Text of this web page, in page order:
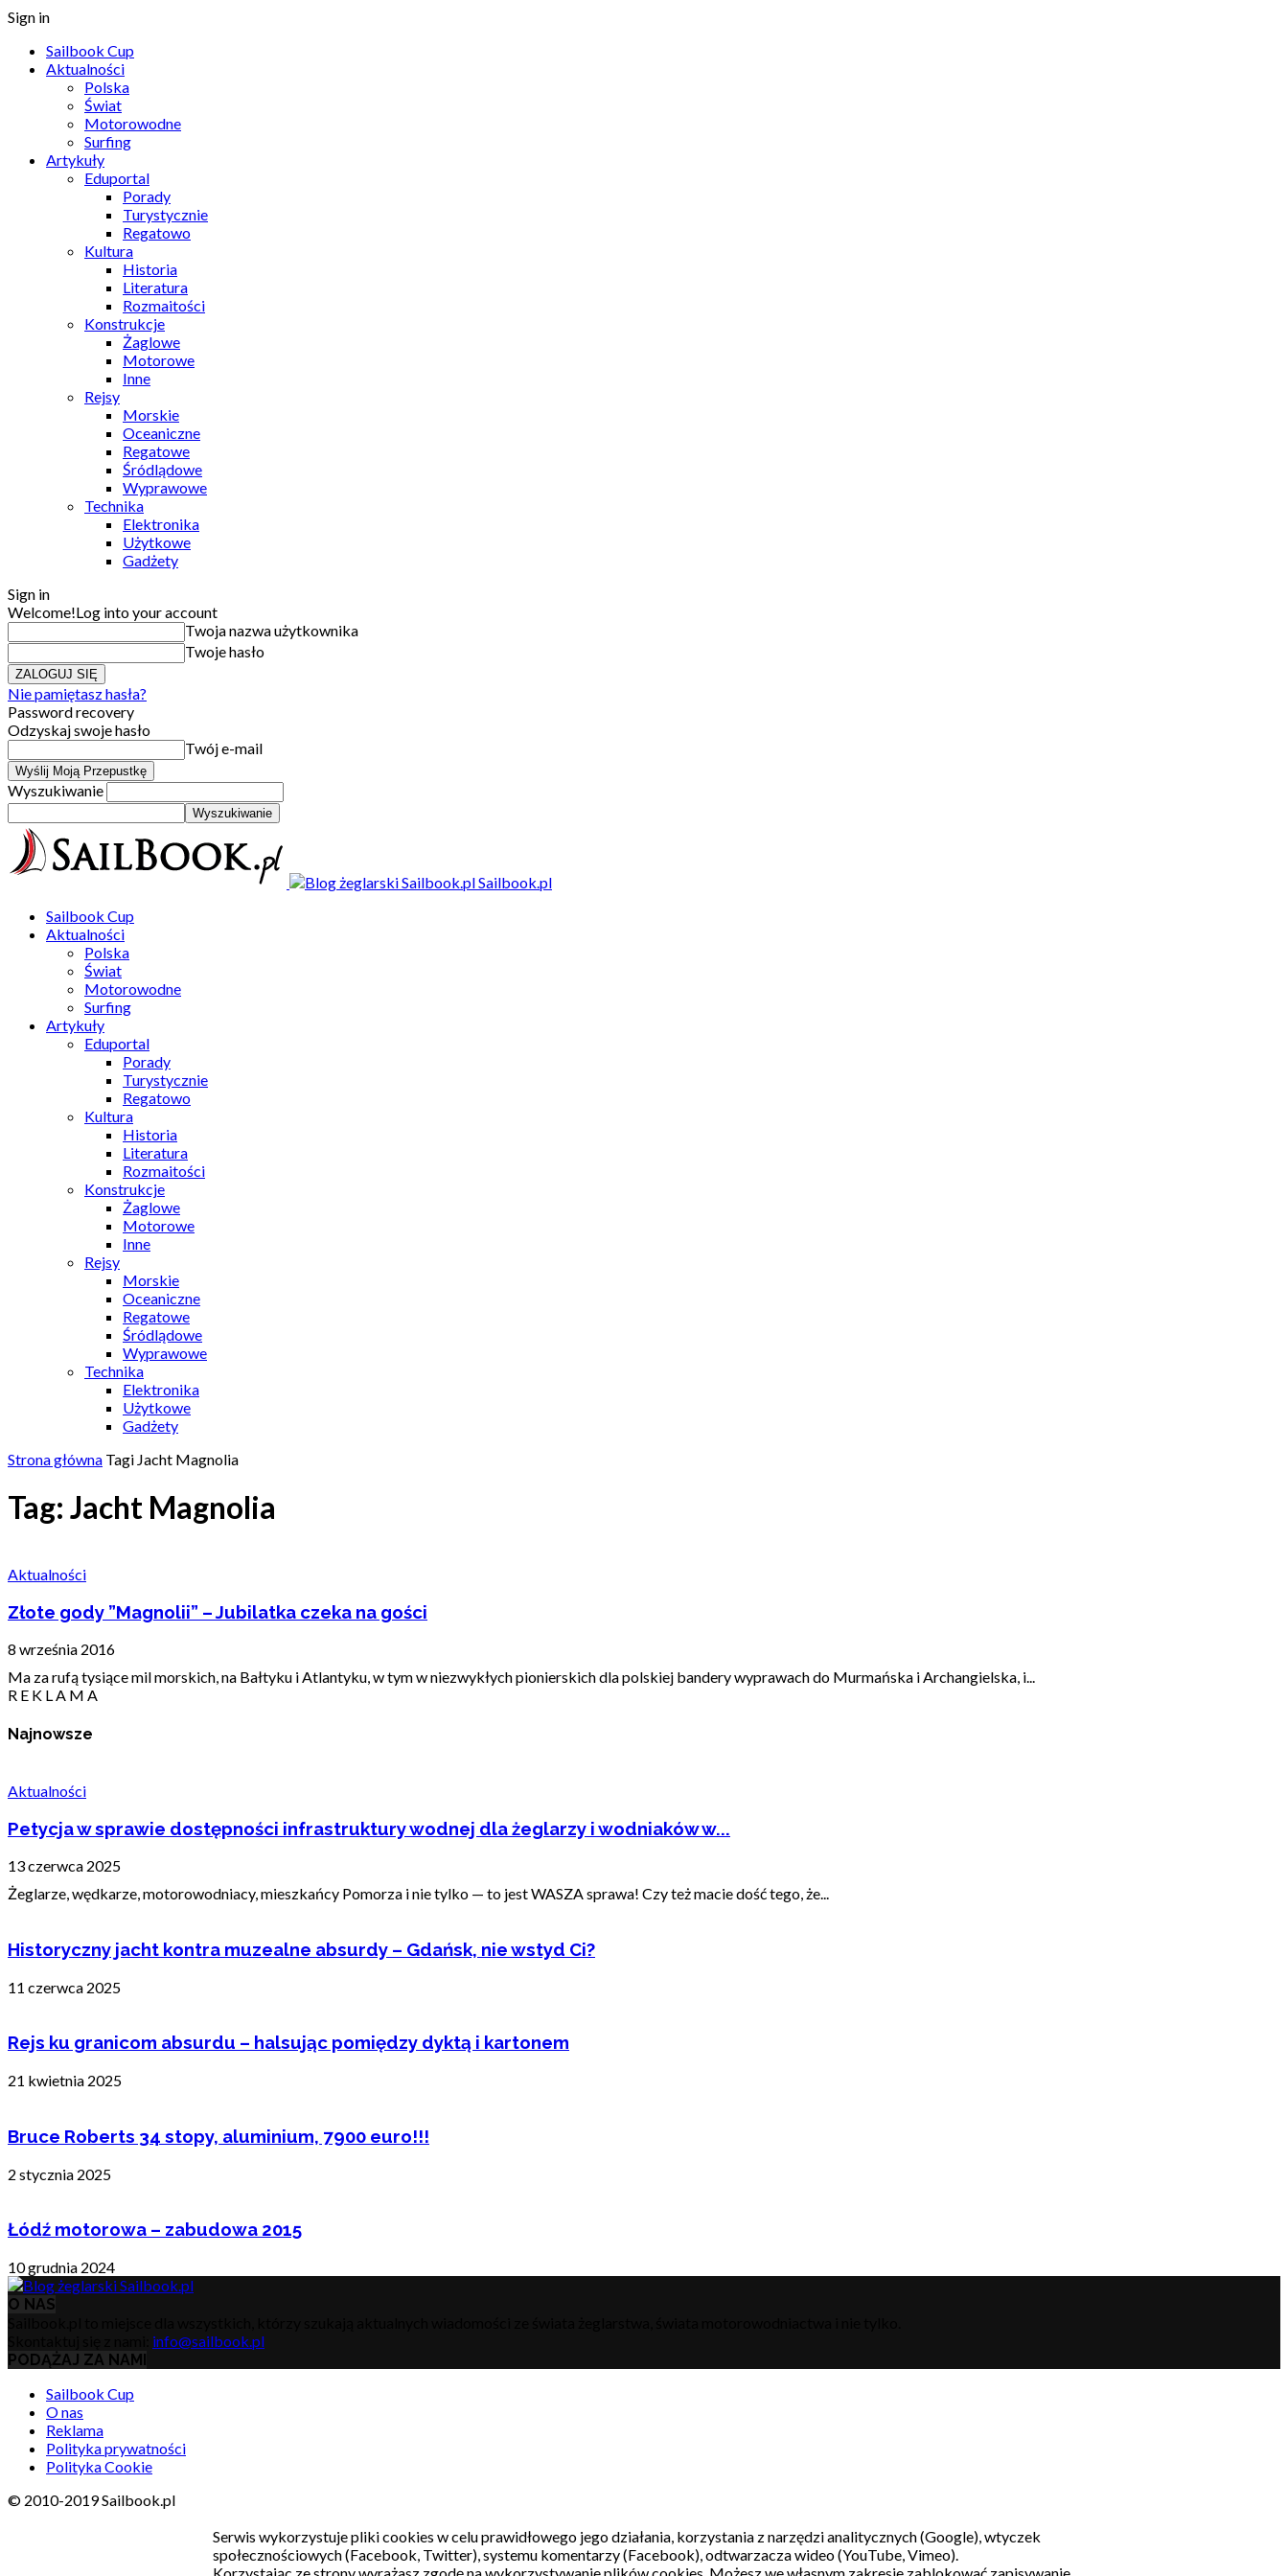
Sign in
Sailbook Cup
Aktualności
Polska
Świat
Motorowodne
Surfing
Artykuły
Eduportal
Porady
Turystycznie
Regatowo
Kultura
Historia
Literatura
Rozmaitości
Konstrukcje
Żaglowe
Motorowe
Inne
Rejsy
Morskie
Oceaniczne
Regatowe
Śródlądowe
Wyprawowe
Technika
Elektronika
Użytkowe
Gadżety
Sign in
Welcome!Log into your account
Twoja nazwa użytkownika
Twoje hasło
Nie pamiętasz hasła?
Password recovery
Odzyskaj swoje hasło
Twój e-mail
Wyszukiwanie
Sailbook.pl
Sailbook Cup
Aktualności
Polska
Świat
Motorowodne
Surfing
Artykuły
Eduportal
Porady
Turystycznie
Regatowo
Kultura
Historia
Literatura
Rozmaitości
Konstrukcje
Żaglowe
Motorowe
Inne
Rejsy
Morskie
Oceaniczne
Regatowe
Śródlądowe
Wyprawowe
Technika
Elektronika
Użytkowe
Gadżety
Strona główna Tagi Jacht Magnolia
Tag: Jacht Magnolia
Aktualności
Złote gody ”Magnolii” – Jubilatka czeka na gości
8 września 2016
Ma za rufą tysiące mil morskich, na Bałtyku i Atlantyku, w tym w niezwykłych pionierskich dla polskiej bandery wyprawach do Murmańska i Archangielska, i...
R E K L A M A
Najnowsze
Aktualności
Petycja w sprawie dostępności infrastruktury wodnej dla żeglarzy i wodniaków w...
13 czerwca 2025
Żeglarze, wędkarze, motorowodniacy, mieszkańcy Pomorza i nie tylko — to jest WASZA sprawa! Czy też macie dość tego, że...
Historyczny jacht kontra muzealne absurdy – Gdańsk, nie wstyd Ci?
11 czerwca 2025
Rejs ku granicom absurdu – halsując pomiędzy dyktą i kartonem
21 kwietnia 2025
Bruce Roberts 34 stopy, aluminium, 7900 euro!!!
2 stycznia 2025
Łódź motorowa – zabudowa 2015
10 grudnia 2024
O NAS
info@sailbook.pl
PODĄŻAJ ZA NAMI
Sailbook Cup
O nas
Reklama
Polityka prywatności
Polityka Cookie
© 2010-2019 Sailbook.pl
Serwis wykorzystuje pliki cookies w celu prawidłowego jego działania, korzystania z narzędzi analitycznych (Google), wtyczek
społecznościowych (Facebook, Twitter), systemu komentarzy (Facebook), odtwarzacza wideo (YouTube, Vimeo).